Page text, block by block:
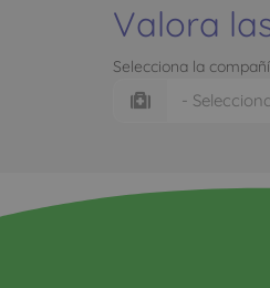
Valora
Selecciona la